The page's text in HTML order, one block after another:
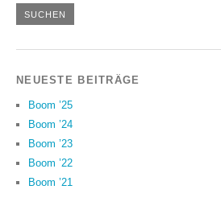
NEUESTE BEITRÄGE
Boom ’25
Boom ’24
Boom ’23
Boom ’22
Boom ’21